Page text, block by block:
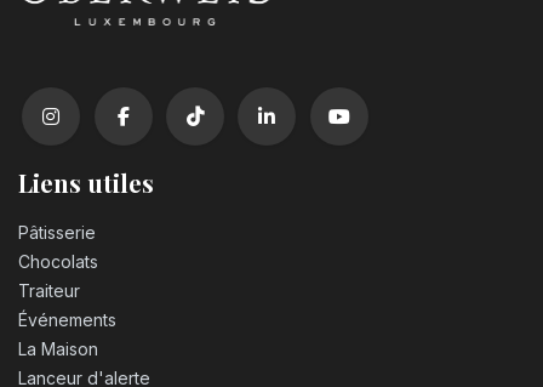
Liens utiles
Pâtisserie
Chocolats
Traiteur
Événements
La Maison
Lanceur d'alerte